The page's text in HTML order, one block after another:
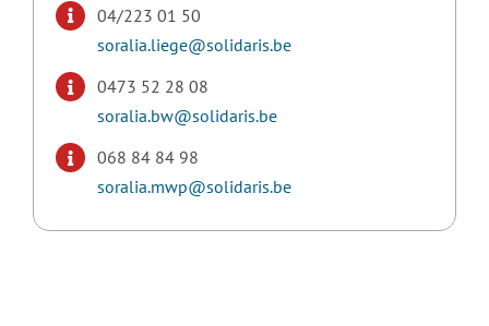
04/223 01 50
soralia.liege@solidaris.be
0473 52 28 08
soralia.bw@solidaris.be
068 84 84 98
soralia.mwp@solidaris.be